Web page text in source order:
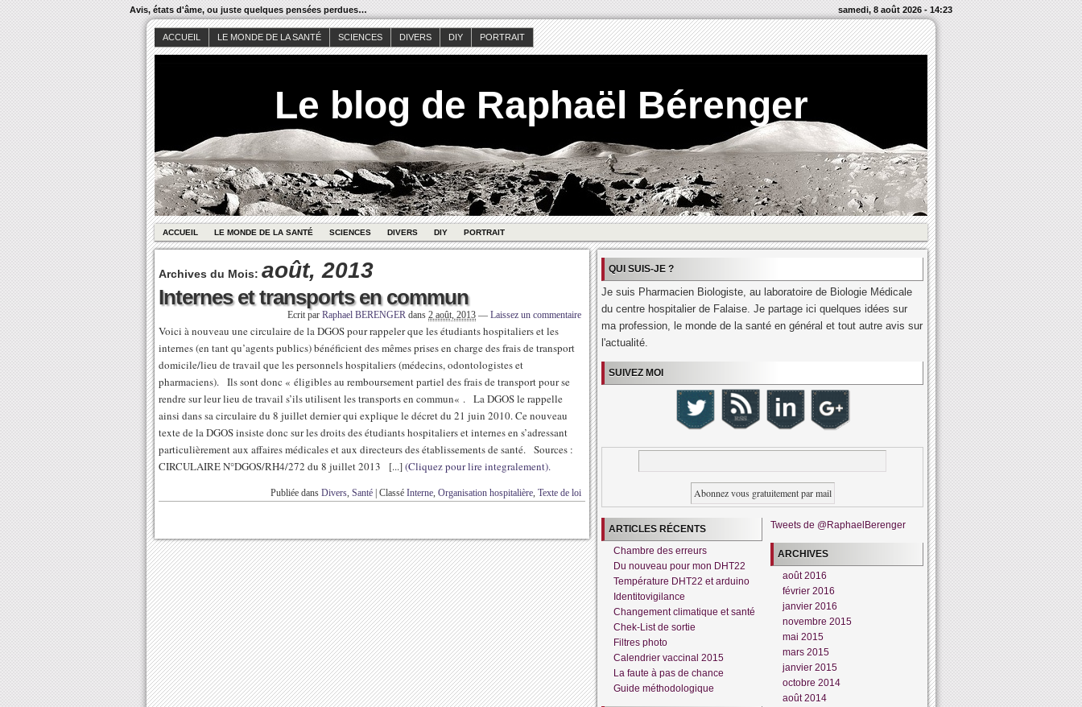
Avis, états d'âme, ou juste quelques pensées perdues… samedi, 8 août 2026 - 14:23
ACCUEIL LE MONDE DE LA SANTÉ SCIENCES DIVERS DIY PORTRAIT
Le blog de Raphaël Bérenger
ACCUEIL LE MONDE DE LA SANTÉ SCIENCES DIVERS DIY PORTRAIT
Archives du Mois: août, 2013
Internes et transports en commun
Ecrit par Raphael BERENGER dans 2 août, 2013 — Laissez un commentaire
Voici à nouveau une circulaire de la DGOS pour rappeler que les étudiants hospitaliers et les
internes (en tant qu’agents publics) bénéficient des mêmes prises en charge des frais de transport
domicile/lieu de travail que les personnels hospitaliers (médecins, odontologistes et
pharmaciens). Ils sont donc « éligibles au remboursement partiel des frais de transport pour se
rendre sur leur lieu de travail s’ils utilisent les transports en commun« . La DGOS le rappelle
ainsi dans sa circulaire du 8 juillet dernier qui explique le décret du 21 juin 2010. Ce nouveau
texte de la DGOS insiste donc sur les droits des étudiants hospitaliers et internes en s’adressant
particulièrement aux affaires médicales et aux directeurs des établissements de santé. Sources :
CIRCULAIRE N°DGOS/RH4/272 du 8 juillet 2013 [...](Cliquez pour lire integralement).
Publiée dans Divers, Santé Classé Interne, Organisation hospitalière, Texte de loi
QUI SUIS-JE ?
Je suis Pharmacien Biologiste, au laboratoire de Biologie Médicale
du centre hospitalier de Falaise. Je partage ici quelques idées sur
ma profession, le monde de la santé en général et tout autre avis sur
l'actualité.
SUIVEZ MOI
ARTICLES RÉCENTS
Chambre des erreurs
Du nouveau pour mon DHT22
Température DHT22 et arduino
Identitovigilance
Changement climatique et santé
Chek-List de sortie
Filtres photo
Calendrier vaccinal 2015
La faute à pas de chance
Guide méthodologique
Tweets de @RaphaelBerenger
ARCHIVES
août 2016
février 2016
janvier 2016
novembre 2015
mai 2015
mars 2015
janvier 2015
octobre 2014
août 2014